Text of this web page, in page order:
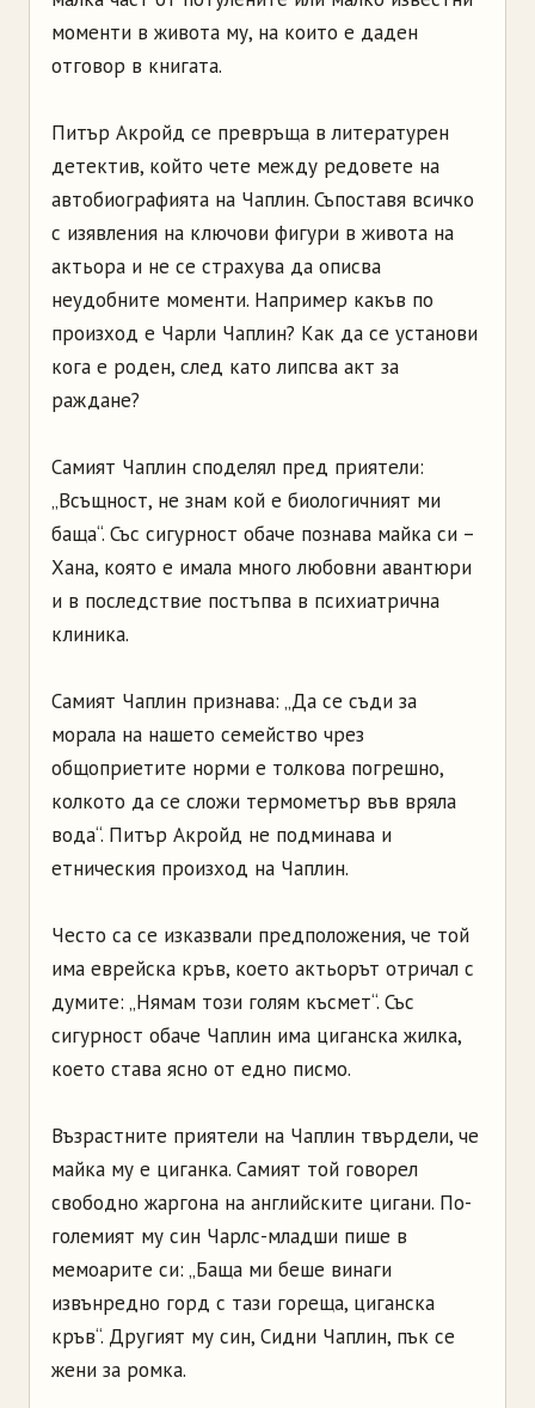
моменти в живота му, на които е даден
отговор в книгата.
Питър Акройд се превръща в литературен
детектив, който чете между редовете на
автобиографията на Чаплин. Съпоставя всичко
с изявления на ключови фигури в живота на
актьора и не се страхува да описва
неудобните моменти. Например какъв по
произход е Чарли Чаплин? Как да се установи
кога е роден, след като липсва акт за
раждане?
Самият Чаплин споделял пред приятели:
„Всъщност, не знам кой е биологичният ми
баща“. Със сигурност обаче познава майка си –
Хана, която е имала много любовни авантюри
и в последствие постъпва в психиатрична
клиника.
Самият Чаплин признава: „Да се съди за
морала на нашето семейство чрез
общоприетите норми е толкова погрешно,
колкото да се сложи термометър във вряла
вода“. Питър Акройд не подминава и
етническия произход на Чаплин.
Често са се изказвали предположения, че той
има еврейска кръв, което актьорът отричал с
думите: „Нямам този голям късмет“. Със
сигурност обаче Чаплин има циганска жилка,
което става ясно от едно писмо.
Възрастните приятели на Чаплин твърдели, че
майка му е циганка. Самият той говорел
свободно жаргона на английските цигани. По-
големият му син Чарлс-младши пише в
мемоарите си: „Баща ми беше винаги
извънредно горд с тази гореща, циганска
кръв“. Другият му син, Сидни Чаплин, пък се
жени за ромка.